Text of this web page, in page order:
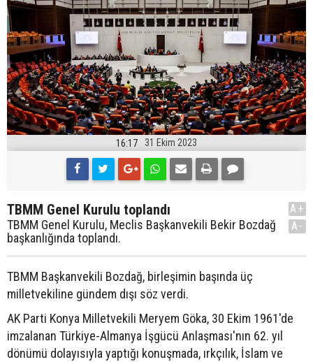
16:17 31 Ekim 2023
TBMM Genel Kurulu toplandı
TBMM Genel Kurulu, Meclis Başkanvekili Bekir Bozdağ
başkanlığında toplandı.
A+
A-
TBMM Başkanvekili Bozdağ, birleşimin başında üç
milletvekiline gündem dışı söz verdi.
AK Parti Konya Milletvekili Meryem Göka, 30 Ekim 1961'de
imzalanan Türkiye-Almanya İşgücü Anlaşması'nın 62. yıl
dönümü dolayısıyla yaptığı konuşmada, ırkçılık, İslam ve